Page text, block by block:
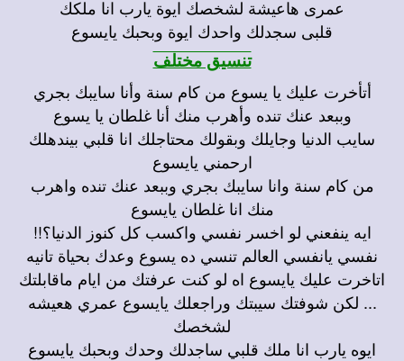
عمرى هاعيشة لشخصك ايوة يارب انا ملكك
قلبى سجدلك واحدك ايوة وبحبك يايسوع
تنسيق مختلف
أتأخرت عليك يا يسوع من كام سنة وأنا سايبك بجري
وببعد عنك تنده وأهرب منك أنا غلطان يا يسوع
سايب الدنيا وجايلك وبقولك محتاجلك انا قلبي بيندهلك
ارحمني يايسوع
من كام سنة وانا سايبك بجري وببعد عنك تنده واهرب
منك انا غلطان يايسوع
ايه ينفعني لو اخسر نفسي واكسب كل كنوز الدنيا؟!!
نفسي يانفسي العالم تنسي ده يسوع وعدك بحياة تانيه
اتاخرت عليك يايسوع اه لو كنت عرفتك من ايام ماقابلتك
... لكن شوفتك سيبتك وراجعلك يايسوع عمري هعيشه
لشخصك
ايوه يارب انا ملك قلبي ساجدلك وحدك وبحبك يايسوع